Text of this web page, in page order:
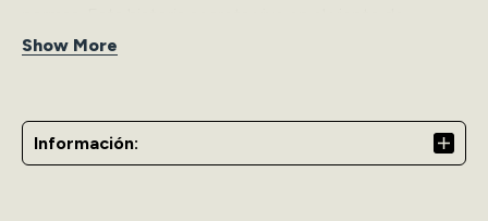
nuestras costas, suena como el coquí y brilla como el
Gerena como Billy, Pedro Emiliano como Diego y al resto
de nuestro elenco con Producciones Hiato junto a
Show More
Información: